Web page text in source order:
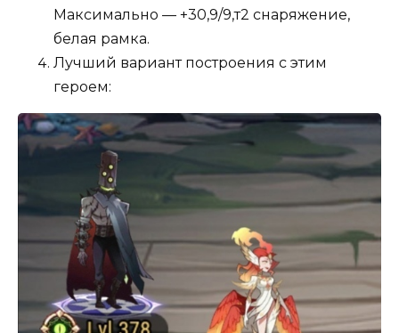
Максимально — +30,9/9,т2 снаряжение,
белая рамка.
Лучший вариант построения с этим
героем: